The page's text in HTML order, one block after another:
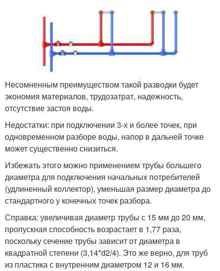
Несомненным преимуществом такой разводки будет
экономия материалов, трудозатрат, надежность,
отсутствие застоя воды.
Недостатки: при подключении 3-х и более точек, при
одновременном разборе воды, напор в дальней точке
может существенно снизиться.
Избежать этого можно применением трубы большего
диаметра для подключения начальных потребителей
(удлиненный коллектор), уменьшая размер диаметра до
стандартного у конечных точек разбора.
Справка: увеличивая диаметр трубы с 15 мм до 20 мм,
пропускная способность возрастает в 1,77 раза,
поскольку сечение трубы зависит от диаметра в
квадратной степени (3,14*d2/4). Это же верно, для труб
из пластика с внутренним диаметром 12 и 16 мм.